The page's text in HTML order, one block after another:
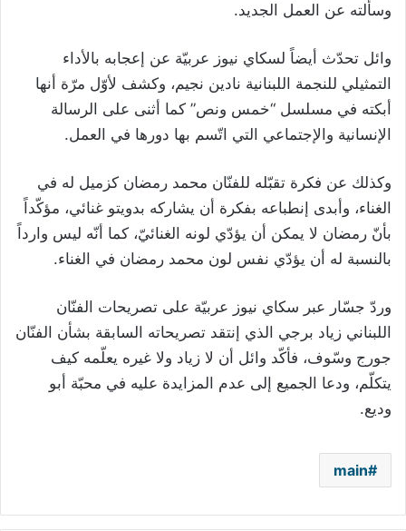
وسألته عن العمل الجديد.
وائل تحدّث أيضاً لسكاي نيوز عربيّة عن إعجابه بالأداء
التمثيلي للنجمة اللبنانية نادين نجيم، وكشف لأوّل مرّة أنها
أبكته في مسلسل “خمس ونص” كما أثنى على الرسالة
الإنسانية والإجتماعي التي اتّسم بها دورها في العمل.
وكذلك عن فكرة تقبّله للفنّان محمد رمضان كزميل له في
الغناء، وأبدى إنطباعه بفكرة أن يشاركه بدويتو غنائي، مؤكّداً
بأنّ رمضان لا يمكن أن يؤدّي لونه الغنائيّ، كما أنّه ليس وارداً
بالنسبة له أن يؤدّي نفس لون محمد رمضان في الغناء.
وردّ جسّار عبر سكاي نيوز عربيّة على تصريحات الفنّان
اللبناني زياد برجي الذي إنتقد تصريحاته السابقة بشأن الفنّان
جورج وسّوف، فأكّد وائل أن لا زياد ولا غيره يعلّمه كيف
يتكلّم، ودعا الجميع إلى عدم المزايدة عليه في محبّة أبو
وديع.
main